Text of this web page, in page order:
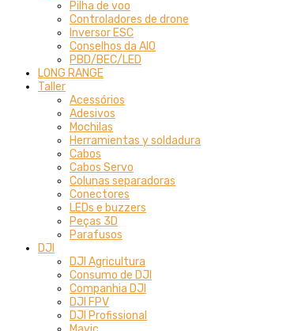
Pilha de voo
Controladores de drone
Inversor ESC
Conselhos da AIO
PBD/BEC/LED
LONG RANGE
Taller
Acessórios
Adesivos
Mochilas
Herramientas y soldadura
Cabos
Cabos Servo
Colunas separadoras
Conectores
LEDs e buzzers
Peças 3D
Parafusos
DJI
DJI Agricultura
Consumo de DJI
Companhia DJI
DJI FPV
DJI Profissional